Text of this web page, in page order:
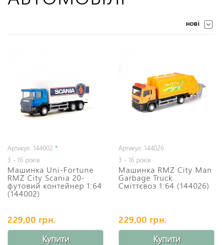
нові
Артикул: 144002 *
3 - 16 років
Машинка Uni-Fortune
RMZ City Scania 20-
футовий контейнер 1:64
(144002)
229,00 грн.
Купити
Артикул: 144026
3 - 16 років
Машинка RMZ City Man
Garbage Truck.
Сміттєвоз 1:64 (144026)
229,00 грн.
Купити